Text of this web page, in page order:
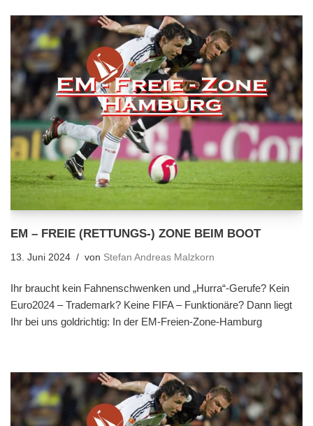
EM – FREIE (RETTUNGS-) ZONE BEIM BOOT
13. Juni 2024 von Stefan Andreas Malzkorn
Ihr braucht kein Fahnenschwenken und „Hurra“-Gerufe? Kein
Euro2024 – Trademark? Keine FIFA – Funktionäre? Dann liegt
Ihr bei uns goldrichtig: In der EM-Freien-Zone-Hamburg